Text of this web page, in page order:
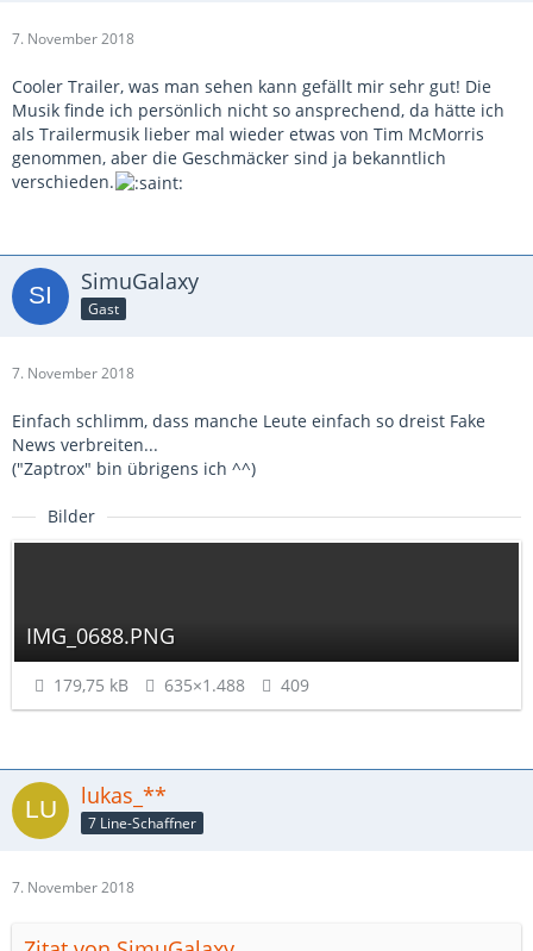
7. November 2018
Cooler Trailer, was man sehen kann gefällt mir sehr gut! Die
Musik finde ich persönlich nicht so ansprechend, da hätte ich
als Trailermusik lieber mal wieder etwas von Tim McMorris
genommen, aber die Geschmäcker sind ja bekanntlich
verschieden.
SimuGalaxy
Gast
7. November 2018
Einfach schlimm, dass manche Leute einfach so dreist Fake
News verbreiten...
("Zaptrox" bin übrigens ich ^^)
Bilder
IMG_0688.PNG
179,75 kB 635×1.488 409
lukas_**
7 Line-Schaffner
7. November 2018